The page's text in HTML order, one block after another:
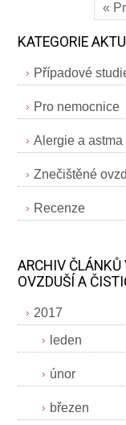
«
KATEGORIE
Případové
Pro nemocnice
Alergie a astma
Znečištěné
Recenze
ARCHIV ČLÁNKŮ
OVZDUŠÍ A
2017
leden
únor
březen